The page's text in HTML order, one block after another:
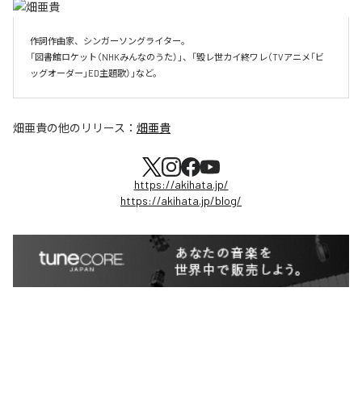
作詞作曲家、シンガーソングライター。
「図書館ロケット（NHKみんなのうた）」、「毀レ世カイ終ワレ（TVアニメ「ビ
ッグオーダー」ED主題歌）」など。
畑亜貴の他のリリース： 畑亜貴
https://akihata.jp/
https://akihata.jp/blog/